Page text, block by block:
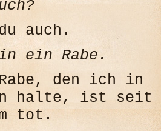
auch.
ein Rabe.
den ich in
halte, ist seit
tot.